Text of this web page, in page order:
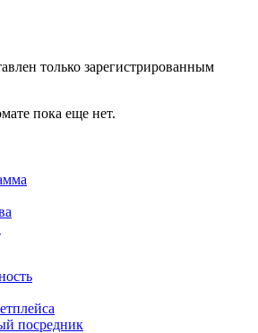
только зарегистрированным
пока еще нет.
посредник